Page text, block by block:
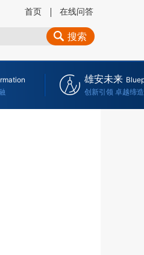
首页 在线问答
搜索
雄安未来
创新引领 卓越缔造